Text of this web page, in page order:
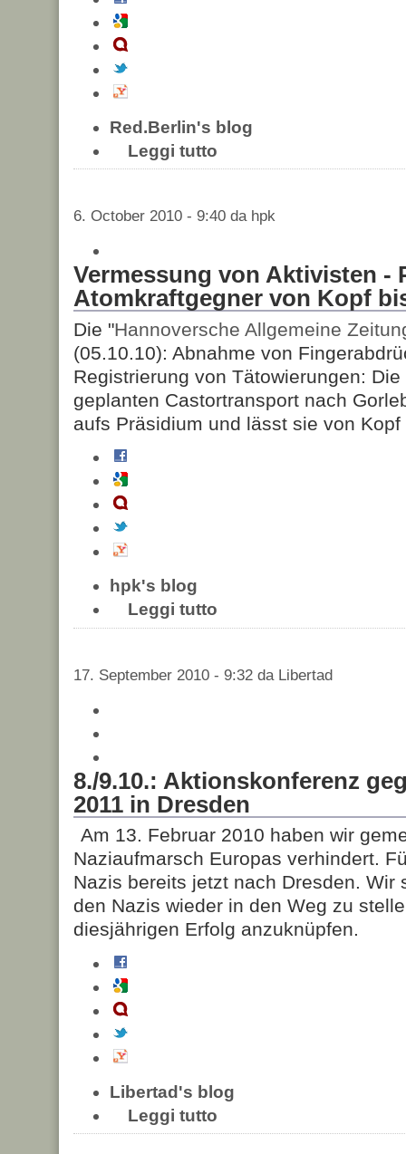
Red.Berlin's blog
Leggi tutto
6. October 2010 - 9:40 da hpk
Vermessung von Aktivisten -
Atomkraftgegner von Kopf
Die "Hannoversche Allgemeine
(05.10.10): Abnahme von
Registrierung von Tätowierungen:
geplanten Castortransport nach
aufs Präsidium und lässt sie von Kopf
hpk's blog
Leggi tutto
17. September 2010 - 9:32 da Libertad
8./9.10.: Aktionskonferenz
2011 in Dresden
Am 13. Februar 2010 haben wir
Naziaufmarsch Europas verhindert.
Nazis bereits jetzt nach Dresden. Wir
den Nazis wieder in den Weg zu
diesjährigen Erfolg anzuknüpfen.
Libertad's blog
Leggi tutto